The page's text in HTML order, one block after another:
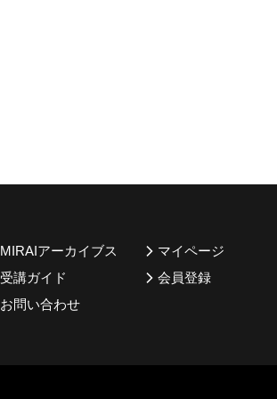
MIRAIアーカイブス
受講ガイド
お問い合わせ
マイページ
会員登録